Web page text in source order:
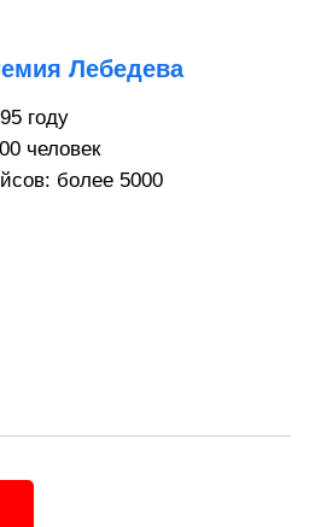
Лебедева
году
человек
более 5000